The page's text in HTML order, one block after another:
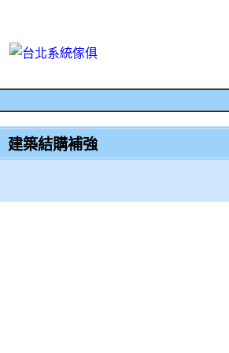
建築結購補強